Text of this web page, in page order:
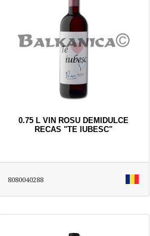
0.75 L VIN ROSU DEMIDULCE
RECAS "TE IUBESC"
8080040288